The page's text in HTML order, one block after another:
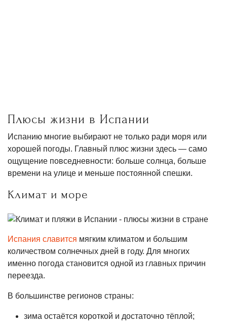
Плюсы жизни в Испании
Испанию многие выбирают не только ради моря или
хорошей погоды. Главный плюс жизни здесь — само
ощущение повседневности: больше солнца, больше
времени на улице и меньше постоянной спешки.
Климат и море
Испания славится мягким климатом и большим
количеством солнечных дней в году. Для многих
именно погода становится одной из главных причин
переезда.
В большинстве регионов страны:
зима остаётся короткой и достаточно тёплой;